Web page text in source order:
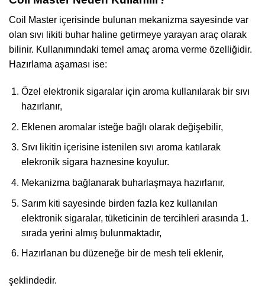
Coil Master içerisinde bulunan mekanizma sayesinde var
olan sıvı likiti buhar haline getirmeye yarayan araç olarak
bilinir. Kullanımındaki temel amaç aroma verme özelliğidir.
Hazırlama aşaması ise:
Özel elektronik sigaralar için aroma kullanılarak bir sıvı
hazırlanır,
Eklenen aromalar isteğe bağlı olarak değişebilir,
Sıvı likitin içerisine istenilen sıvı aroma katılarak
elekronik sigara haznesine koyulur.
Mekanizma bağlanarak buharlaşmaya hazırlanır,
Sarım kiti sayesinde birden fazla kez kullanılan
elektronik sigaralar, tüketicinin de tercihleri arasında 1.
sırada yerini almış bulunmaktadır,
Hazırlanan bu düzeneğe bir de mesh teli eklenir,
şeklindedir.